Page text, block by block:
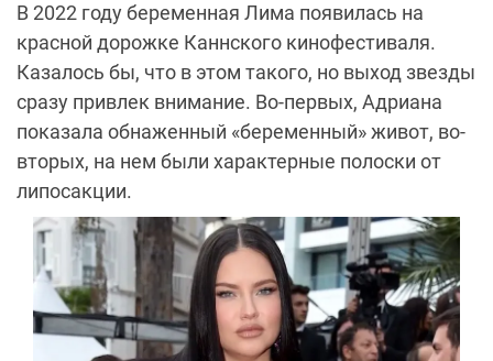
В 2022 году беременная Лима появилась на
красной дорожке Каннского кинофестиваля.
Казалось бы, что в этом такого, но выход звезды
сразу привлек внимание. Во-первых, Адриана
показала обнаженный «беременный» живот, во-
вторых, на нем были характерные полоски от
липосакции.